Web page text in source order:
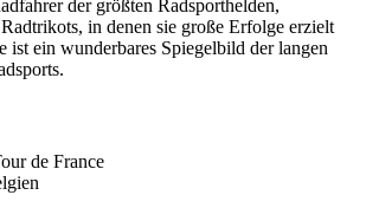
der größten Radsporthelden,
in denen sie große Erfolge erzielt
ist ein wunderbares Spiegelbild der langen
de France